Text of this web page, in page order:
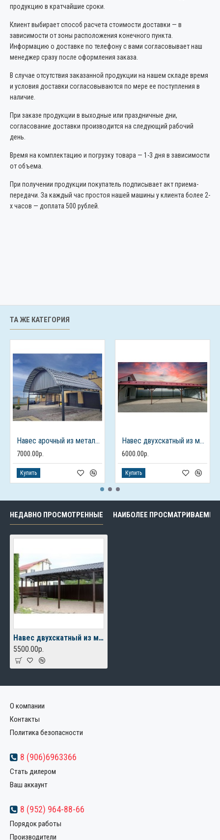
продукцию в кратчайшие сроки.
Клиент выбирает способ расчета стоимости доставки — в
зависимости от зоны расположения конечного пункта.
Информацию о доставке по телефону с вами согласовывает наш
менеджер сразу после оформления заказа.
В случае отсутствия заказанной продукции на нашем складе время
и условия доставки согласовываются по мере ее поступления в
наличие.
При заказе продукции в выходные или праздничные дни,
согласование доставки производится на следующий рабочий
день.
Время на комплектацию и погрузку товара — 1-3 дня в зависимости
от объема.
При получении продукции покупатель подписывает акт приема-
передачи. За каждый час простоя нашей машины у клиента более 2-
х часов — доплата 500 рублей.
ТА ЖЕ КАТЕГОРИЯ
Навес арочный из металлочерепицы для авто
7000.00р.
Купить
Навес двухскатный из металлочерепицы
6000.00р.
Купить
НЕДАВНО ПРОСМОТРЕННЫЕ НАИБОЛЕЕ ПРОСМАТРИВАЕМЫЕ
Навес двухскатный из металлочерепицы
5500.00р.
О компании
Контакты
Политика безопасности
8 (906)6963366
Стать дилером
Ваш аккаунт
8 (952) 964-88-66
Порядок работы
Производители